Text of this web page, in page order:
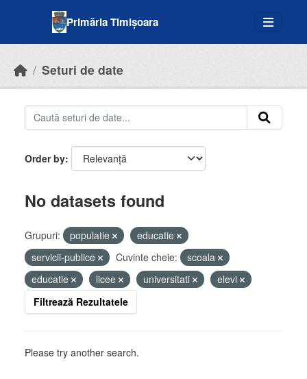
Primăria Timișoara
Seturi de date
Order by
No datasets found
Grupuri: populatie
educatie
servicii-publice
Cuvinte cheie:
scoala
educatie
licee universitati
elevi
Filtrează Rezultatele
Please try another search.